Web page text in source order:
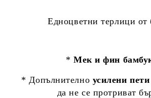
Едноцветни терлици от
*Мек и фин
* Допълнително усилени
да не се протриват